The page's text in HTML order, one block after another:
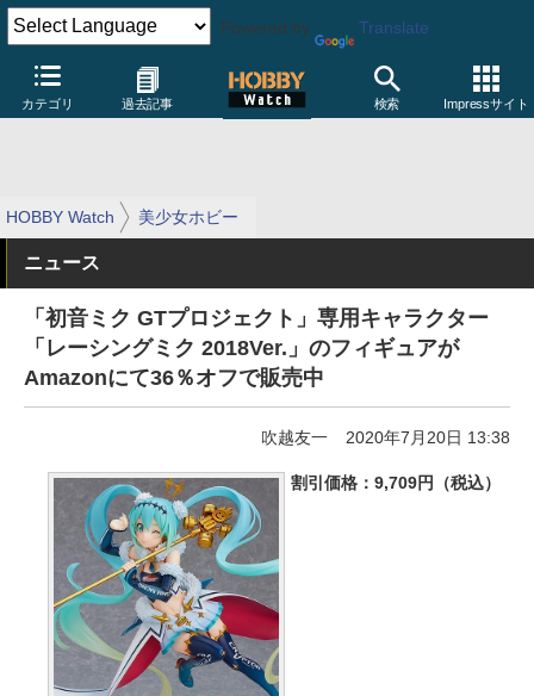
Powered by Translate
カテゴリ 過去記事 検索 Impressサイト
HOBBY Watch 美少女ホビー
ニュース
「初音ミク GTプロジェクト」専用キャラクター
「レーシングミク 2018Ver.」のフィギュアが
Amazonにて36％オフで販売中
吹越友一 2020年7月20日 13:38
割引価格：9,709円（税込）